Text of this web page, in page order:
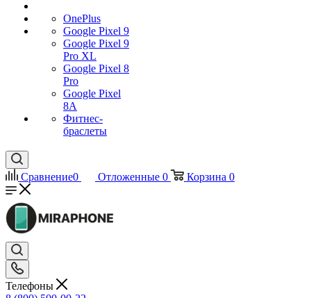
OnePlus
Google Pixel 9
Google Pixel 9
Pro XL
Google Pixel 8
Pro
Google Pixel
8A
Фитнес-
браслеты
Сравнение0 Отложенные 0 Корзина 0
Телефоны